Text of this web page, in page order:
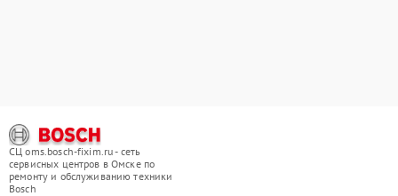
СЦ oms.bosch-fixim.ru - сеть
сервисных центров в Омске по
ремонту и обслуживанию техники
Bosch